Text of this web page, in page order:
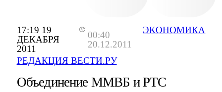
17:19 19
ДЕКАБРЯ
2011
00:40
20.12.2011
РЕДАКЦИЯ ВЕСТИ.РУ
ЭКОНОМИКА
Объединение ММВБ и РТС